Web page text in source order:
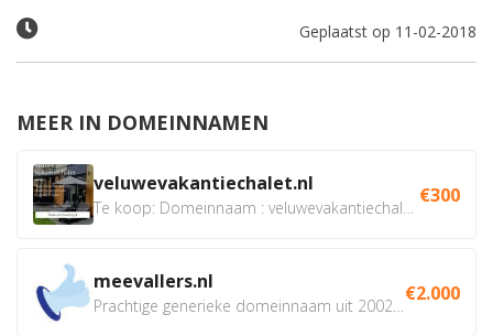
Geplaatst op 11-02-2018
MEER IN DOMEINNAMEN
veluwevakantiechalet.nl €300
meevallers.nl €2.000